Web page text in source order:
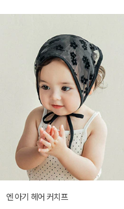
엔 아기 헤어 커치프